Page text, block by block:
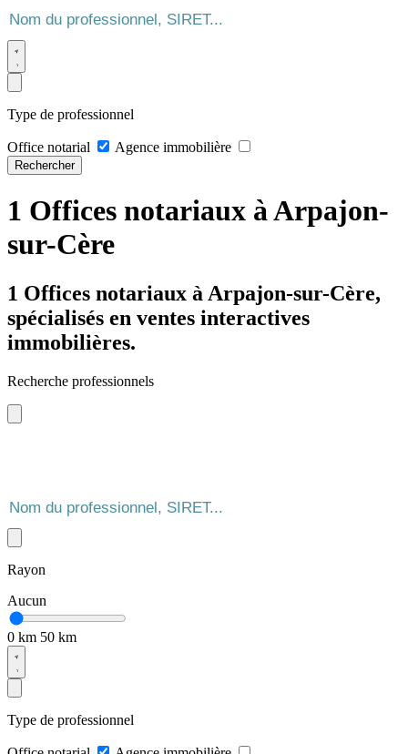
Type de professionnel
Office notarial Agence immobilière
Rechercher
1 Offices notariaux à Arpajon-
sur-Cère
1 Offices notariaux à Arpajon-sur-Cère,
spécialisés en ventes interactives
immobilières.
Recherche professionnels
Rayon
Aucun
0 km 50 km
Type de professionnel